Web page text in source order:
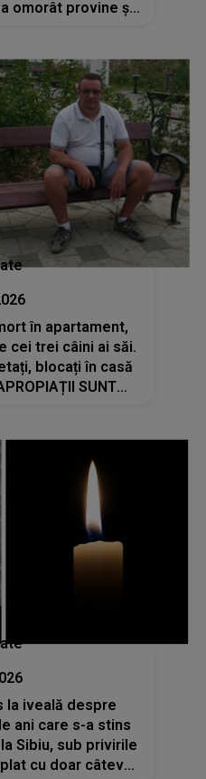
omorât provine și
în apartament,
cei trei câini ai săi.
blocați în casă
SUNT
la iveală despre
ani care s-a stins
Sibiu, sub privirile
cu doar câteva